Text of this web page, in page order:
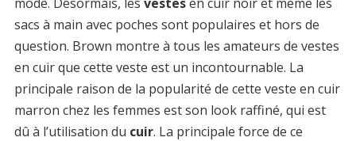
sacs à main avec poches sont populaires et hors de
question. Brown montre à tous les amateurs de vestes
en cuir que cette veste est un incontournable. La
principale raison de la popularité de cette veste en cuir
marron chez les femmes est son look raffiné, qui est
dû à l’utilisation du cuir. La principale force de ce